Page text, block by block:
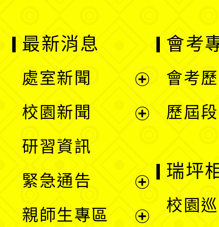
最新消息
處室新聞
單
校園新聞
選
單
研習資訊
緊急通告
親師生專區
會考
會考
歷屆
瑞坪
校園